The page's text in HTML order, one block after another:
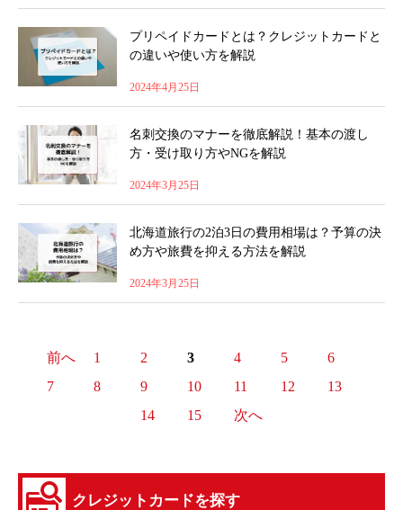
プリペイドカードとは？クレジットカードと
の違いや使い方を解説
2024年4月25日
名刺交換のマナーを徹底解説！基本の渡し
方・受け取り方やNGを解説
2024年3月25日
北海道旅行の2泊3日の費用相場は？予算の決
め方や旅費を抑える方法を解説
2024年3月25日
前へ 1 2 3 4 5
6
7
8 9 10 11 12
13
14
15 次へ
クレジットカードを探す